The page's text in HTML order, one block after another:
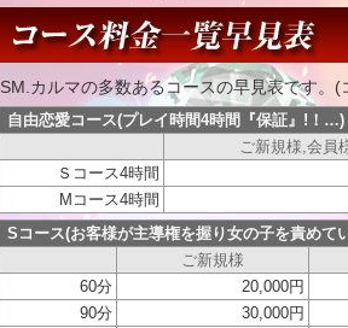
SM.カルマの多数あるコースの早見表です。
自由恋愛コース(プレイ時間4時間『保証』!！…)
ご新規様,会員
Ｓコース4時間
Mコース4時間
Sコース(お客様が主導権を握り女の子を責めて
ご新規様
60分
20,000円
90分
30,000円